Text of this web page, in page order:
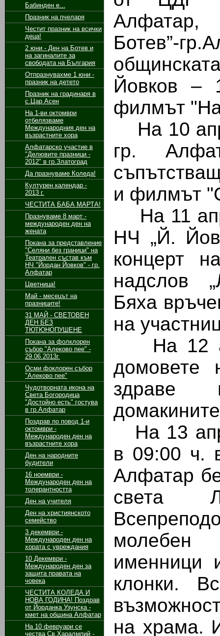
Бабинден е...
Празник на пчеларя
Честит празник на всички
деца!
2 юни - Ден на Ботев и
на загиналите за
свободата на България
Отпразнувахме 1 юни -
празник на детето
Празник на градинаря в
с.Цар Асен
На 1-ви октомври
отбелязваме
Международния ден на
възрастните хора
Алфатарско участие в
"Делювите празници -
2012" в гр.Златоград
Да празнуваме Коледа!
Културен календар -
2013 г.
ЧЕСТИТА БАБА МАРТА!
Празнуваме 8 март -
международен ден на
жената
Покана за представление
"Селяни без граници" на
Театрален състав към
НЧ "Йордан Йовков" - гр.
Алфатар
Цветница!
Май - месецът на
празниците!
31 МАЙ - СВЕТОВЕН
ДЕН БЕЗ
ТЮТЮНОПУШЕНЕ
Покана за фолклорен
събор "Алеково пее" -
29.06.2013г.
Осми фоклорен събор
"Алеково пее"
Чудотворната икона на
Света Богородица
"Достойно есть" гостува
в гр.Алфатар
Поздрав по повод 1-и
октомври -
Международен ден на
възрастните хора
Ден на народните
будители
16 ноември -
Международен ден на
толерантността
Ден на учителя
Ден на християнското
семейство
3 декември -
Международен ден на
хората с увреждания
10 Декември -
Международен ден за
защита правата на
човека
ЧЕСТИТА КОЛЕДА И
НОВА ГОДИНА! Поздрав
от Йорданка Узунска -
кмет на община Алфатар
На 10 февруари се
чества Св.Харалмпий -
Алфатар,
Ботев”-
Йовков –
филмът
На 10
гр.
и филмът
На 11
НЧ „Й.
концерт
надслов
Бяха
на
На 12
домовете
здраве
На 13
в 09:00 ч.
Алфатар
света
молебен
именници
клонки.
на храма.